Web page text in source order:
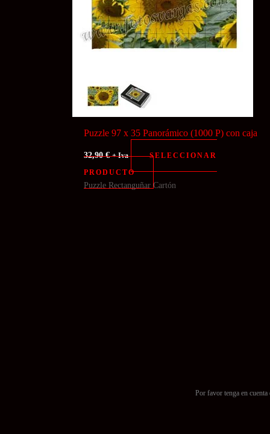
Puzzle 97 x 35 Panorámico (1000 P) con caja
32,90€ + Iva
SELECCIONAR
PRODUCTO
Puzzle Rectanguñar Cartón
Por favor tenga en cuenta